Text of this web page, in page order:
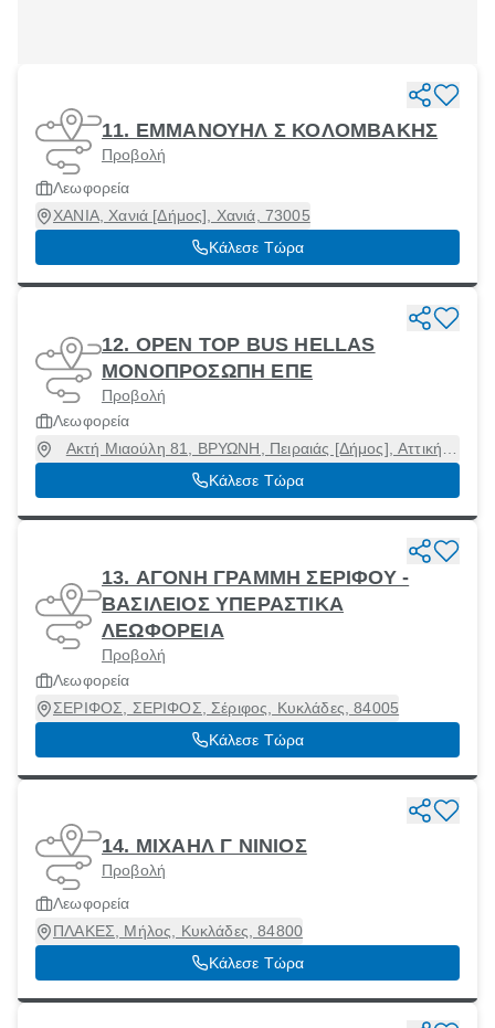
11. ΕΜΜΑΝΟΥΗΛ Σ ΚΟΛΟΜΒΑΚΗΣ
Προβολή
Λεωφορεία
ΧΑΝΙΑ, Χανιά [Δήμος], Χανιά, 73005
Κάλεσε Τώρα
12. OPEN TOP BUS HELLAS
ΜΟΝΟΠΡΟΣΩΠΗ ΕΠΕ
Προβολή
Λεωφορεία
Ακτή Μιαούλη 81, ΒΡΥΩΝΗ, Πειραιάς [Δήμος], Αττική,
18538
Κάλεσε Τώρα
13. ΑΓΟΝΗ ΓΡΑΜΜΗ ΣΕΡΙΦΟΥ -
ΒΑΣΙΛΕΙΟΣ ΥΠΕΡΑΣΤΙΚΑ
ΛΕΩΦΟΡΕΙΑ
Προβολή
Λεωφορεία
ΣΕΡΙΦΟΣ, ΣΕΡΙΦΟΣ, Σέριφος, Κυκλάδες, 84005
Κάλεσε Τώρα
14. ΜΙΧΑΗΛ Γ ΝΙΝΙΟΣ
Προβολή
Λεωφορεία
ΠΛΑΚΕΣ, Μήλος, Κυκλάδες, 84800
Κάλεσε Τώρα